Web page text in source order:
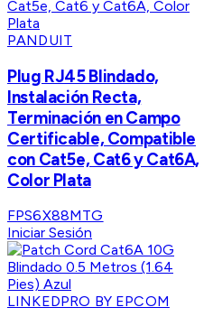
PANDUIT
Plug RJ45 Blindado,
Instalación Recta,
Terminación en Campo
Certificable, Compatible
con Cat5e, Cat6 y Cat6A,
Color Plata
FPS6X88MTG
Iniciar Sesión
LINKEDPRO BY EPCOM